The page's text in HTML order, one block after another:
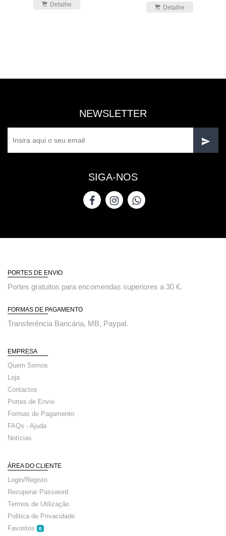
Detalhe
Detalhe
NEWSLETTER
SIGA-NOS
PORTES DE ENVIO
Portes gratuitos para encomendas superiores a 30 €.
FORMAS DE PAGAMENTO
Transferência Bancária, MB, Paypal.
EMPRESA
Quem Somos
Loja
Contactos
Portes de Envio
Formas de Pagamento
FAQs - Ajuda
Notícias
ÁREA DO CLIENTE
Login/Registo
Recuperar Password
Termos de Utilização
Politica de Privacidade
Favoritos
0